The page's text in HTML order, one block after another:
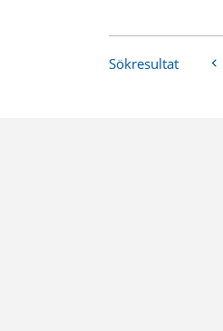
Sökresultat